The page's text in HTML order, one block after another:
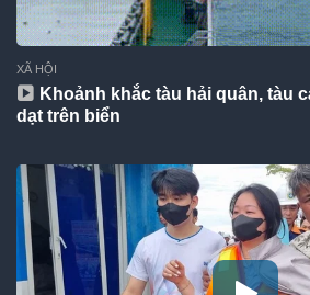
XÃ HỘI
Khoảnh khắc tàu hải quân, tàu
dạt trên biển